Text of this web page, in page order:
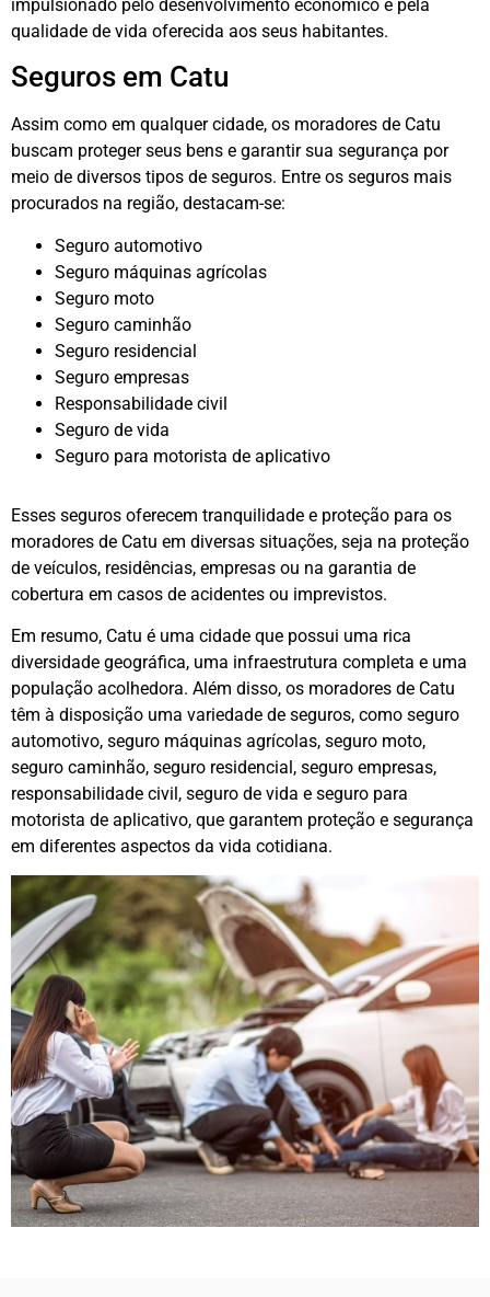
impulsionado pelo desenvolvimento econômico e pela
qualidade de vida oferecida aos seus habitantes.
Seguros em Catu
Assim como em qualquer cidade, os moradores de Catu
buscam proteger seus bens e garantir sua segurança por
meio de diversos tipos de seguros. Entre os seguros mais
procurados na região, destacam-se:
Seguro automotivo
Seguro máquinas agrícolas
Seguro moto
Seguro caminhão
Seguro residencial
Seguro empresas
Responsabilidade civil
Seguro de vida
Seguro para motorista de aplicativo
Esses seguros oferecem tranquilidade e proteção para os
moradores de Catu em diversas situações, seja na proteção
de veículos, residências, empresas ou na garantia de
cobertura em casos de acidentes ou imprevistos.
Em resumo, Catu é uma cidade que possui uma rica
diversidade geográfica, uma infraestrutura completa e uma
população acolhedora. Além disso, os moradores de Catu
têm à disposição uma variedade de seguros, como seguro
automotivo, seguro máquinas agrícolas, seguro moto,
seguro caminhão, seguro residencial, seguro empresas,
responsabilidade civil, seguro de vida e seguro para
motorista de aplicativo, que garantem proteção e segurança
em diferentes aspectos da vida cotidiana.